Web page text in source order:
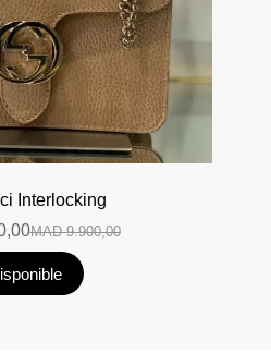
Interlocking
MAD9.900,00